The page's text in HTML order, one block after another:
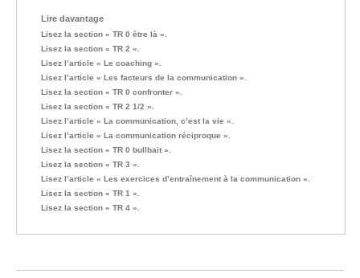
Lire davantage
Lisez la section « TR 0 être là ».
Lisez la section « TR 2 ».
Lisez l’article « Le coaching ».
Lisez l’article « Les facteurs de la communication ».
Lisez la section « TR 0 confronter ».
Lisez la section « TR 2 1/2 ».
Lisez l’article « La communication, c’est la vie ».
Lisez l’article « La communication réciproque ».
Lisez la section « TR 0 bullbait ».
Lisez la section « TR 3 ».
Lisez l’article « Les exercices d’entraînement à la communication ».
Lisez la section « TR 1 ».
Lisez la section « TR 4 ».